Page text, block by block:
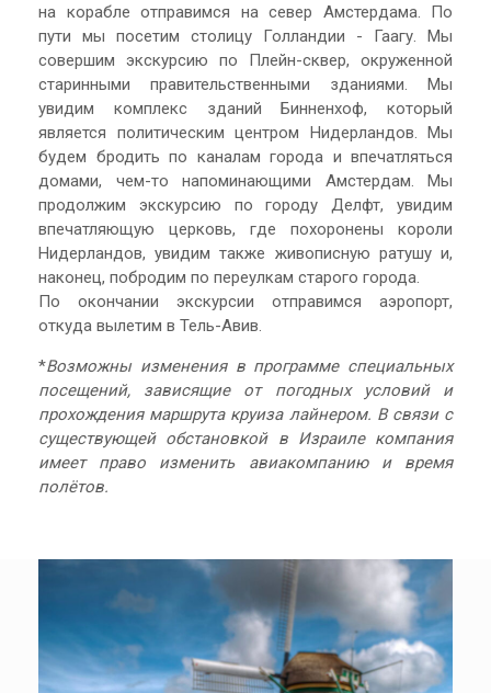
на корабле отправимся на север Амстердама. По
пути мы посетим столицу Голландии - Гаагу. Мы
совершим экскурсию по Плейн-сквер, окруженной
старинными правительственными зданиями. Мы
увидим комплекс зданий Бинненхоф, который
является политическим центром Нидерландов. Мы
будем бродить по каналам города и впечатляться
домами, чем-то напоминающими Амстердам. Мы
продолжим экскурсию по городу Делфт, увидим
впечатляющую церковь, где похоронены короли
Нидерландов, увидим также живописную ратушу и,
наконец, побродим по переулкам старого города.
По окончании экскурсии отправимся аэропорт,
откуда вылетим в Тель-Авив.
*Возможны изменения в программе специальных
посещений, зависящие от погодных условий и
прохождения маршрута круиза лайнером. В связи с
существующей обстановкой в Израиле компания
имеет право изменить авиакомпанию и время
полётов.